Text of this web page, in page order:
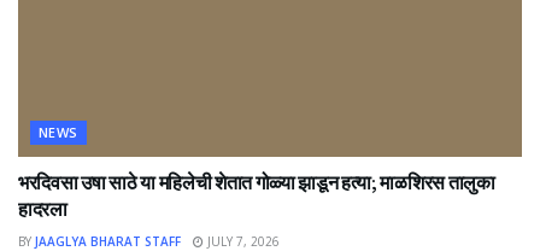
NEWS
भरदिवसा उषा साठे या महिलेची शेतात गोळ्या झाडून हत्या; माळशिरस तालुका
हादरला
BY JAAGLYA BHARAT STAFF JULY 7, 2026